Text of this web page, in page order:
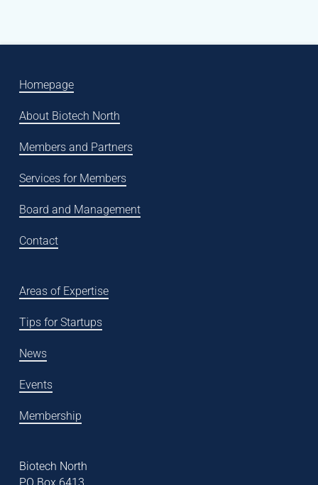
Homepage
About Biotech North
Members and Partners
Services for Members
Board and Management
Contact
Areas of Expertise
Tips for Startups
News
Events
Membership
Biotech North